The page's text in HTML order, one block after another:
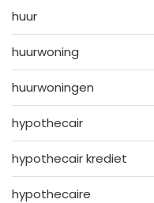
huur
huurwoning
huurwoningen
hypothecair
hypothecair krediet
hypothecaire